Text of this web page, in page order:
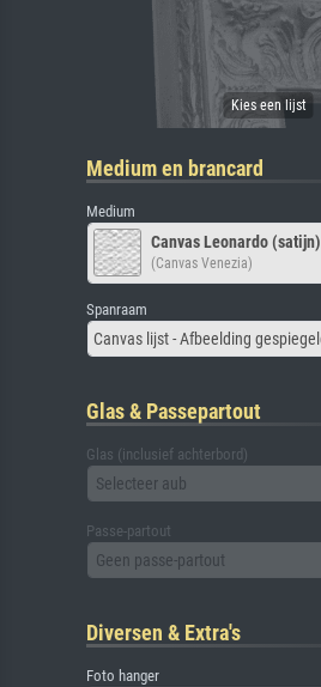
Medium en brancard
Medium
Canvas Leonardo (satijn)
(Canvas Venezia)
Spanraam
Glas & Passepartout
Glas (inclusief achterbord)
Selecteer aub
Passe-partout
Geen passe-partout
Diversen & Extra's
Foto hanger